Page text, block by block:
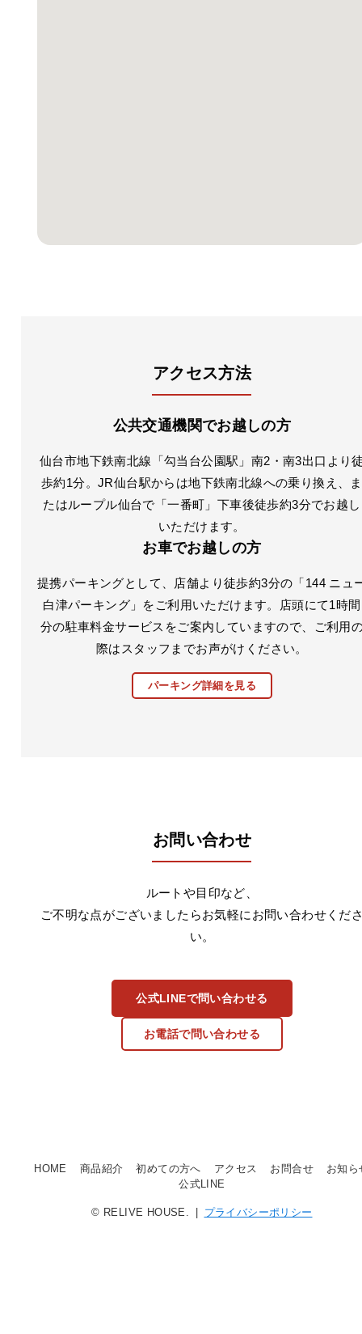
アクセス方法
公共交通機関でお越しの方
仙台市地下鉄南北線「勾当台公園駅」南2・南3出口より
歩約1分。JR仙台駅からは地下鉄南北線への乗り換え、ま
たはループル仙台で「一番町」下車後徒歩約3分でお越し
いただけます。
お車でお越しの方
提携パーキングとして、店舗より徒歩約3分の「144 ニュ
白津パーキング」をご利用いただけます。店頭にて1時間
分の駐車料金サービスをご案内していますので、ご利用
際はスタッフまでお声がけください。
パーキング詳細を見る
お問い合わせ
ルートや目印など、
ご不明な点がございましたらお気軽にお問い合わせくだ
い。
公式LINEで問い合わせる
お電話で問い合わせる
HOME 商品紹介 初めての方へ アクセス お問合せ
お知ら
公式LINE
© RELIVE HOUSE. | プライバシーポリシー